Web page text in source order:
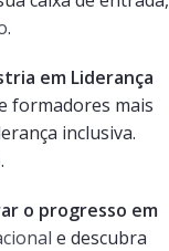
.
em Liderança
formadores mais
inclusiva.
o progresso em
e descubra